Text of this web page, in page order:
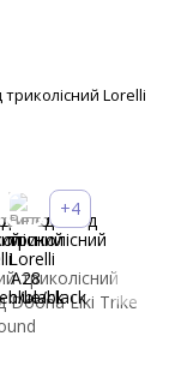
Lorelli
+4